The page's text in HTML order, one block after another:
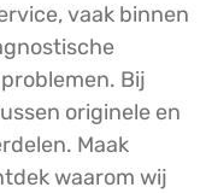
vaak binnen
Bij
originele en
Maak
waarom wij